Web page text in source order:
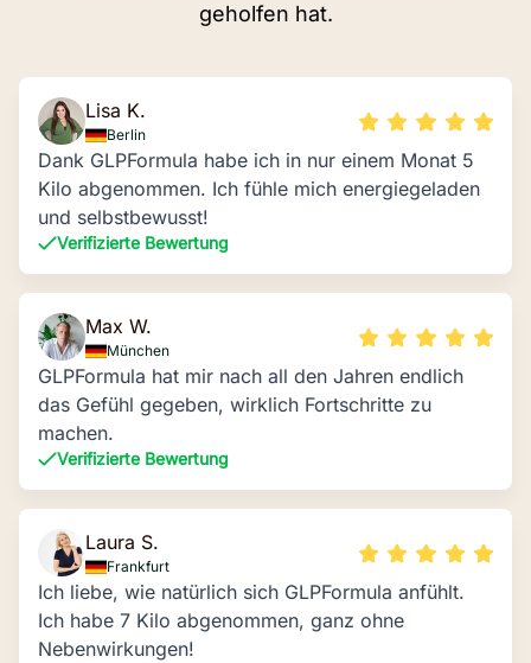
geholfen hat.
Lisa K.
Berlin
Dank GLPFormula habe ich in nur einem Monat 5
Kilo abgenommen. Ich fühle mich energiegeladen
und selbstbewusst!
Verifizierte Bewertung
Max W.
München
GLPFormula hat mir nach all den Jahren endlich
das Gefühl gegeben, wirklich Fortschritte zu
machen.
Verifizierte Bewertung
Laura S.
Frankfurt
Ich liebe, wie natürlich sich GLPFormula anfühlt.
Ich habe 7 Kilo abgenommen, ganz ohne
Nebenwirkungen!